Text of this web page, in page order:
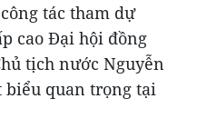
tác tham dự
cao Đại hội đồng
tịch nước Nguyễn
biểu quan trọng tại